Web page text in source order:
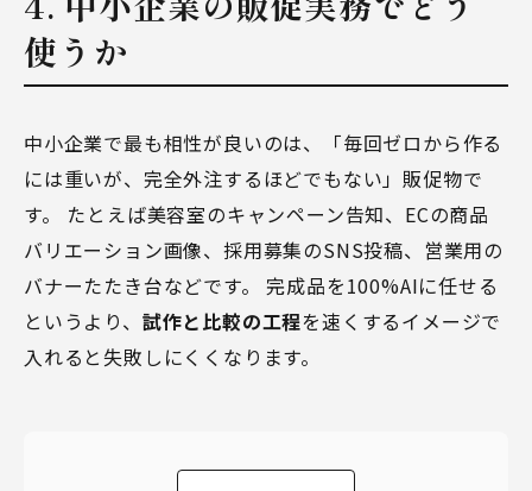
使うか
中小企業で最も相性が良いのは、「毎回ゼロから作る
には重いが、完全外注するほどでもない」販促物で
す。 たとえば美容室のキャンペーン告知、ECの商品
バリエーション画像、採用募集のSNS投稿、営業用の
バナーたたき台などです。 完成品を100%AIに任せる
というより、 試作と比較の工程を速くするイメージで
入れると失敗しにくくなります。